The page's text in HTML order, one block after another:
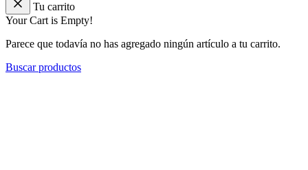
Tu carrito
Your Cart is Empty!
Parece que todavía no has agregado ningún artículo a tu carrito.
Buscar productos